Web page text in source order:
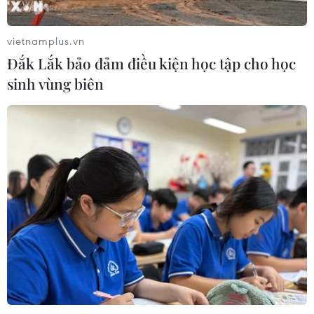
CƠ QUAN CHỦ QUẢN: THÔNG TẤN XÃ VIỆT NAM
Tổng Biên tập: TRẦN TIẾN DUẨN
Phó Tổng Biên tập: NGUYỄN THỊ TÁM, KHÚC THANH
THỦY
Sở hữu trí tuệ
Quy định sử dụng
RSS
Hỗ trợ
Ngôn ngữ
TTXVN
vietnamplus.vn
Đắk Lắk bảo đảm điều kiện học tập cho học
sinh vùng biên